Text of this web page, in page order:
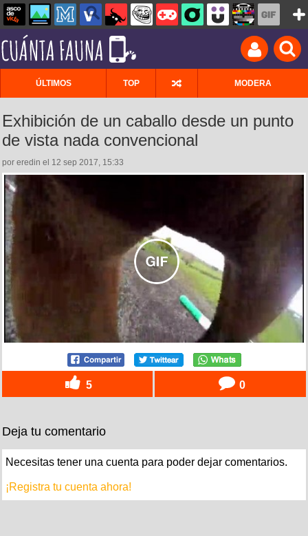
ÚLTIMOS TOP MODERA
Exhibición de un caballo desde un punto
de vista nada convencional
por eredin el 12 sep 2017, 15:33
5 0
Deja tu comentario
Necesitas tener una cuenta para poder dejar comentarios.
¡Registra tu cuenta ahora!